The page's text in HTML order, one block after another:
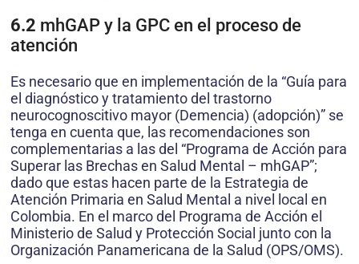
6.2 mhGAP y la GPC en el proceso de
atención
Es necesario que en implementación de la “Guía para
el diagnóstico y tratamiento del trastorno
neurocognoscitivo mayor (Demencia) (adopción)” se
tenga en cuenta que, las recomendaciones son
complementarias a las del “Programa de Acción para
Superar las Brechas en Salud Mental – mhGAP”;
dado que estas hacen parte de la Estrategia de
Atención Primaria en Salud Mental a nivel local en
Colombia. En el marco del Programa de Acción el
Ministerio de Salud y Protección Social junto con la
Organización Panamericana de la Salud (OPS/OMS).